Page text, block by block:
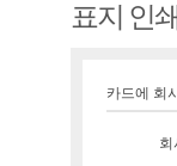
표지 인
카드에 회
회